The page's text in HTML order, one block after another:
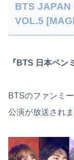
BTS JAPAN
VOL.5
『BTS 日本ペン
BTSのファンミ
公演が放送されま